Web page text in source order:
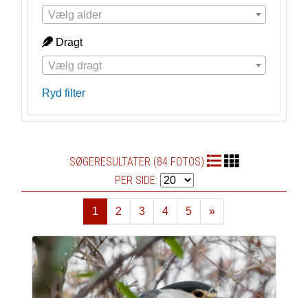
Vælg alder
Dragt
Vælg dragt
Ryd filter
SØGERESULTATER (84 FOTOS)
PER SIDE:
1 2 3 4 5
»
Næste